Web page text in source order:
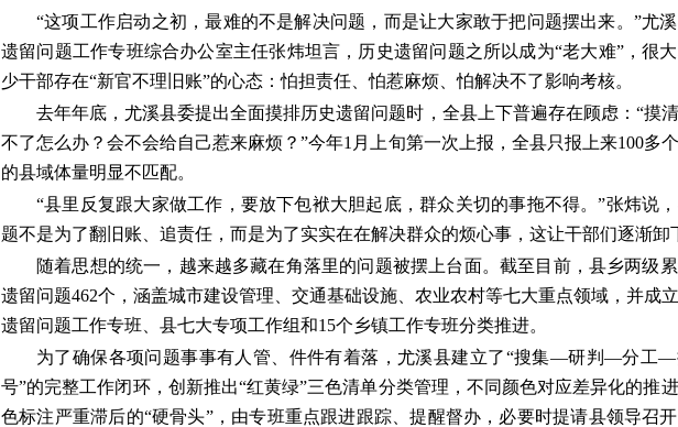
“这项工作启动之初，最难的不是解决问题，而是让大家敢于把问题摆出来。”尤
遗留问题工作专班综合办公室主任张炜坦言，历史遗留问题之所以成为“老大难”，很
少干部存在“新官不理旧账”的心态：怕担责任、怕惹麻烦、怕解决不了影响考核。
去年年底，尤溪县委提出全面摸排历史遗留问题时，全县上下普遍存在顾虑：“摸
不了怎么办？会不会给自己惹来麻烦？”今年1月上旬第一次上报，全县只报上来100多
的县域体量明显不匹配。
“县里反复跟大家做工作，要放下包袱大胆起底，群众关切的事拖不得。”张炜说
题不是为了翻旧账、追责任，而是为了实实在在解决群众的烦心事，这让干部们逐渐卸
随着思想的统一，越来越多藏在角落里的问题被摆上台面。截至目前，县乡两级
遗留问题462个，涵盖城市建设管理、交通基础设施、农业农村等七大重点领域，并成
遗留问题工作专班、县七大专项工作组和15个乡镇工作专班分类推进。
为了确保各项问题事事有人管、件件有着落，尤溪县建立了“搜集—研判—分
号”的完整工作闭环，创新推出“红黄绿”三色清单分类管理，不同颜色对应差异化的推
色标注严重滞后的“硬骨头”，由专班重点跟进跟踪、提醒督办，必要时提请县领导召